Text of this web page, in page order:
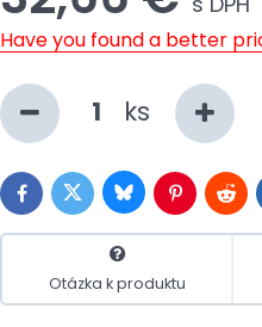
Have you found a better
ks
FacebookTwitterBlueskyPinterest
Otázka k produktu